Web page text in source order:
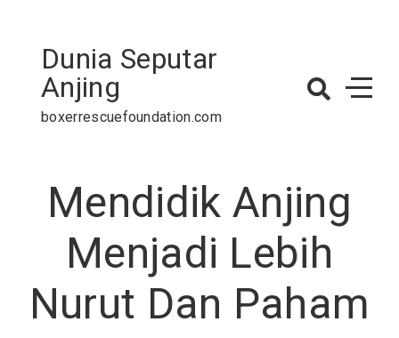
contentDunia Seputar
Anjing
boxerrescuefoundation.com
Mendidik Anjing
Menjadi Lebih
Nurut Dan Paham